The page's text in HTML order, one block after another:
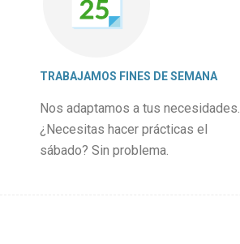
TRABAJAMOS FINES DE SEMANA
Nos adaptamos a tus necesidades.
¿Necesitas hacer prácticas el
sábado? Sin problema.